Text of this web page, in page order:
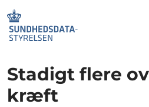
Stadigt flere
kræft